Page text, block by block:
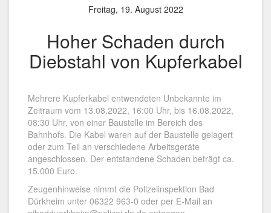
Freitag, 19. August 2022
Hoher Schaden durch
Diebstahl von Kupferkabel
Mehrere Kupferkabel entwendeten Unbekannte im
Zeitraum vom 13.08.2022, 16:00 Uhr, bis 16.08.2022,
08:30 Uhr, von einer Baustelle im Bereich des
Bahnhofs. Die Kabel waren auf der Baustelle gelagert
oder zum Teil an verschiedene Arbeitsgeräte
angeschlossen. Der entstandene Schaden beträgt ca.
15.000 Euro.
Zeugenhinweise nimmt die Polizeiinspektion Bad
Dürkheim unter 06322 963-0 oder per E-Mail an